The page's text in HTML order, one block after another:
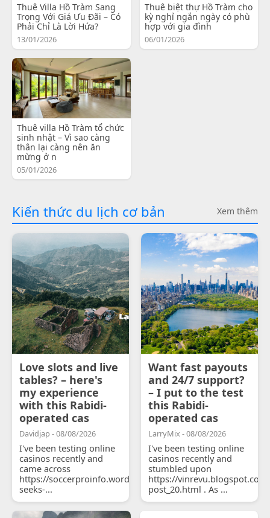
Thuê Villa Hồ Tràm Sang
Trọng Với Giá Ưu Đãi – Có
Phải Chỉ Là Lời Hứa?
13/01/2026
Thuê biệt thự Hồ Tràm cho
kỳ nghỉ ngắn ngày có phù
hợp với gia đình
06/01/2026
Thuê villa Hồ Tràm tổ chức
sinh nhật – Vì sao càng
thân lại càng nên ăn
mừng ở n
05/01/2026
Kiến thức du lịch cơ bản Xem thêm
Love slots and live
tables? – here's
my experience
with this Rabidi-
operated cas
Davidjap - 08/08/2026
I've been testing online
casinos recently and
came across
https://soccerproinfo.wordpress.com/2026/07/11/courtois-
seeks-...
Want fast payouts
and 24/7 support?
– I put to the test
this Rabidi-
operated cas
LarryMix - 08/08/2026
I've been testing online
casinos recently and
stumbled upon
https://
post_20.html . As ...